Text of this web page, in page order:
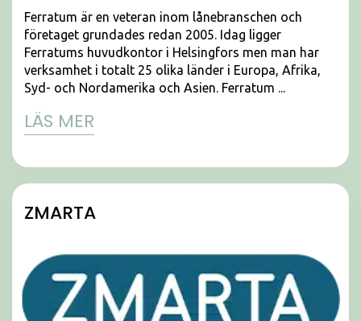
Ferratum är en veteran inom lånebranschen och
företaget grundades redan 2005. Idag ligger
Ferratums huvudkontor i Helsingfors men man har
verksamhet i totalt 25 olika länder i Europa, Afrika,
Syd- och Nordamerika och Asien. Ferratum ...
LÄS MER
ZMARTA